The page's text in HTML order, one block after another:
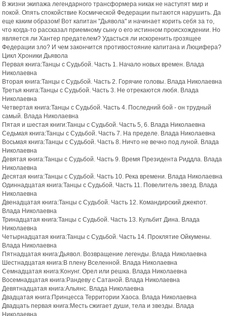
В жизни экипажа легендарного трансформера никак не наступят мир и
покой. Опять спокойствие Космической Федерации пытаются нарушить. Да
еще каким образом! Вот капитан "Дьявола" и начинает корить себя за то,
что когда-то рассказал приемному сыну о его истинном происхождении. Но
является ли Хантер предателем? Удасться ли искоренить грозящее
Федерации зло? И чем закончится противостояние капитана и Люцифера?
Цикл Хроники Дьявола
Первая книга:Танцы с Судьбой. Часть 1. Начало новых времен. Влада
Николаевна
Вторая книга:Танцы с Судьбой. Часть 2. Горячие головы. Влада Николаевна
Третья книга:Танцы с Судьбой. Часть 3. Не отрекаются любя. Влада
Николаевна
Четвертая книга:Танцы с Судьбой. Часть 4. Последний бой - он трудный
самый. Влада Николаевна
Пятая и шестая книги:Танцы с Судьбой. Часть 5, 6. Влада Николаевна
Седьмая книга:Танцы с Судьбой. Часть 7. На пределе. Влада Николаевна
Восьмая книга:Танцы с Судьбой. Часть 8. Ничто не вечно под луной. Влада
Николаевна
Девятая книга:Танцы с Судьбой. Часть 9. Время Президента Риддла. Влада
Николаевна
Десятая книга:Танцы с Судьбой. Часть 10. Река времени. Влада Николаевна
Одиннадцатая книга:Танцы с Судьбой. Часть 11. Повелитель звезд. Влада
Николаевна
Двенадцатая книга:Танцы с Судьбой. Часть 12. Командирский джекпот.
Влада Николаевна
Тринадцатая книга:Танцы с Судьбой. Часть 13. Кульбит Дина. Влада
Николаевна
Четырнадцатая книга:Танцы с Судьбой. Часть 14. Проклятие Ойкумены.
Влада Николаевна
Пятнадцатая книга:Дьявол. Возвращение легенды. Влада Николаевна
Шестнадцатая книга:В плену Вселенной. Влада Николаевна
Семнадцатая книга:Конунг. Орел или решка. Влада Николаевна
Восемнадцатая книга:Рандеву с Сатаной. Влада Николаевна
Девятнадцатая книга:Альянс. Влада Николаевна
Двадцатая книга:Принцесса Территории Хаоса. Влада Николаевна
Двадцать первая книга:Месть сжигает души, тела и звезды. Влада